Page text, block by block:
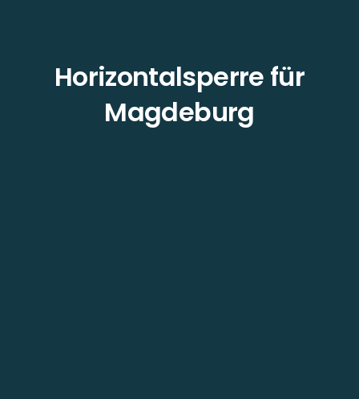
Horizontalsperre für
Magdeburg